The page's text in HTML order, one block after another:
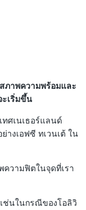
ภาพความพร้อมและ
ะเริ่มขึ้น
ทศเนเธอร์แลนด์
างเอฟซี ทเวนเต้ ใน
ความฟิตในจุดที่เรา
เช่นในกรณีของโอลิวิ